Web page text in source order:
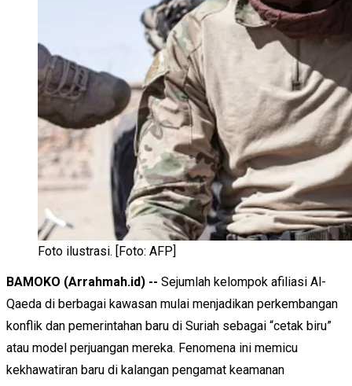
Foto ilustrasi. [Foto: AFP]
BAMOKO (Arrahmah.id) -- Sejumlah kelompok afiliasi Al-
Qaeda di berbagai kawasan mulai menjadikan perkembangan
konflik dan pemerintahan baru di Suriah sebagai “cetak biru”
atau model perjuangan mereka. Fenomena ini memicu
kekhawatiran baru di kalangan pengamat keamanan